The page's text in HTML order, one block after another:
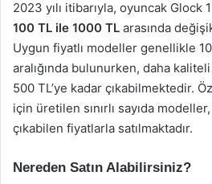
2023 yılı itibarıyla, oyuncak Glock
100 TL ile 1000 TL arasında
Uygun fiyatlı modeller genellikle
aralığında bulunurken, daha
500 TL’ye kadar çıkabilmektedir.
için üretilen sınırlı sayıda
çıkabilen fiyatlarla satılmaktadır.
Nereden Satın Alabilirsiniz?